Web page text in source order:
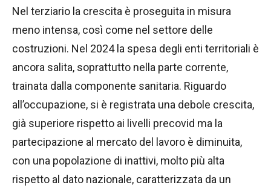
Nel terziario la crescita è proseguita in misura
meno intensa, così come nel settore delle
costruzioni. Nel 2024 la spesa degli enti territoriali è
ancora salita, soprattutto nella parte corrente,
trainata dalla componente sanitaria. Riguardo
all’occupazione, si è registrata una debole crescita,
già superiore rispetto ai livelli precovid ma la
partecipazione al mercato del lavoro è diminuita,
con una popolazione di inattivi, molto più alta
rispetto al dato nazionale, caratterizzata da un